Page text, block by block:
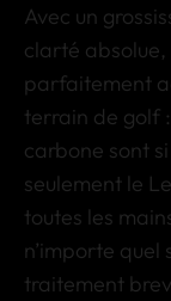
Avec un
clarté
parfaitement
terrain de golf
carbone sont
seulement le
toutes les
n’importe quel
traitement